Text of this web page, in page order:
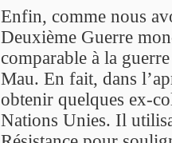
Enfin, comme nous
Deuxième Guerre
comparable à la
Mau. En fait, dans
obtenir quelques ex-
Nations Unies. Il